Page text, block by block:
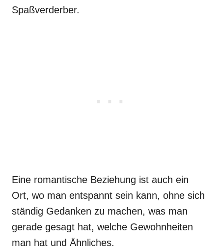
Spaßverderber.
Eine romantische Beziehung ist auch ein
Ort, wo man entspannt sein kann, ohne sich
ständig Gedanken zu machen, was man
gerade gesagt hat, welche Gewohnheiten
man hat und Ähnliches.